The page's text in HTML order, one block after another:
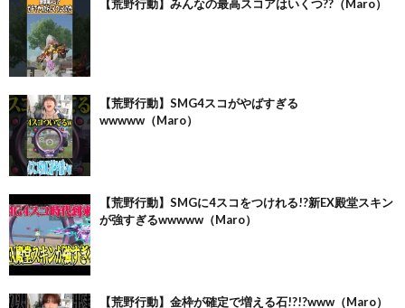
【荒野行動】みんなの最高スコアはいくつ??（Maro）
【荒野行動】SMG4スコがやばすぎる
wwwww（Maro）
【荒野行動】SMGに4スコをつけれる!?新EX殿堂スキン
が強すぎるwwwww（Maro）
【荒野行動】金枠が確定で増える石!?!?www（Maro）